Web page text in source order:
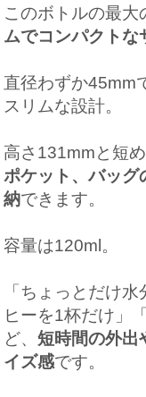
このボトルの最大
ムでコンパクトな
直径わずか45mm
スリムな設計。
高さ131mmと短
ポケット、バッグ
納できます。
容量は120ml。
「ちょっとだけ
ヒーを1杯だけ」
ど、短時間の外出
イズ感です。